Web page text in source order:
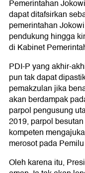
Pemerintahan
dapat ditafsirkan
pemerintahan
pendukung hingga
di Kabinet
PDI-P yang akhir-
pun tak dapat
pemakzulan jika
akan berdampak
parpol pengusung
2019, parpol
kompeten
merosot pada
Oleh karena itu,